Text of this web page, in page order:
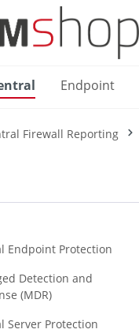
springen
Endpoint
Firewall Reporting
Endpoint Protection
Detection and
(MDR)
Server Protection